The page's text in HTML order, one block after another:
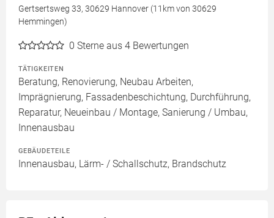
Gertsertsweg 33, 30629 Hannover (11km von 30629
Hemmingen)
0 Sterne aus 4 Bewertungen
TÄTIGKEITEN
Beratung, Renovierung, Neubau Arbeiten,
Imprägnierung, Fassadenbeschichtung, Durchführung,
Reparatur, Neueinbau / Montage, Sanierung / Umbau,
Innenausbau
GEBÄUDETEILE
Innenausbau, Lärm- / Schallschutz, Brandschutz